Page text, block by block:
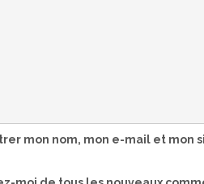
mon nom, mon e-mail et mon